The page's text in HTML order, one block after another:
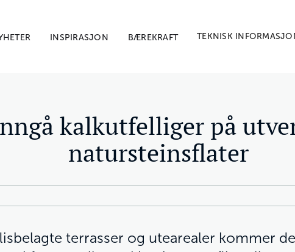
INSPIRASJON BÆREKRAFT TEKNISK
kalkutfelliger på
natursteinsflater
terrasser og utearealer kommer